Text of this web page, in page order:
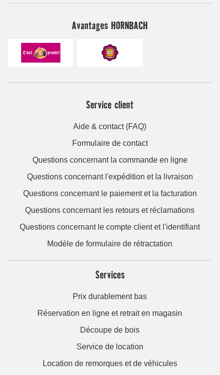
Avantages HORNBACH
Service client
Aide & contact (FAQ)
Formulaire de contact
Questions concernant la commande en ligne
Questions concernant l'expédition et la livraison
Questions concernant le paiement et la facturation
Questions concernant les retours et réclamations
Questions concernant le compte client et l'identifiant
Modèle de formulaire de rétractation
Services
Prix durablement bas
Réservation en ligne et retrait en magasin
Découpe de bois
Service de location
Location de remorques et de véhicules